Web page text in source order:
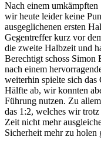
Nach einem
wir heute leider keine
ausgeglichenen ersten
Gegentreffer kurz vor
die zweite Halbzeit und
Berechtigt schoss Simon
nach einem
weiterhin spielte sich das
Hälfte ab, wir konnten
Führung nutzen. Zu
das 1:2, welches wir
Zeit nicht mehr
Sicherheit mehr zu holen